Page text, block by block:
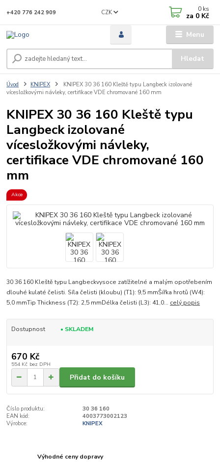
Menu
CZK
Hledat
+420 776 242 909 0 ks
za 0 Kč
Úvod KNIPEX
KNIPEX 30 36 160 Kleště typu Langbeck izolované
vícesložkovými návleky, certifikace VDE chromované 160 mm
KNIPEX 30 36 160 Kleště typu
Langbeck izolované
vícesložkovými návleky,
certifikace VDE chromované 160
mm
Akce
30 36 160 Kleště typu Langbeckvysoce zatížitelné a malým opotřebením
dlouhé kulaté čelisti. Síla čelisti (kloubu) (T1): 9,5 mmŠířka hrotů (W4):
5,0 mmTip Thickness (T2): 2,5 mmDélka čelisti (L3): 41,0... celý popis
Dostupnost • SKLADEM
670 Kč
554 Kč bez DPH
Přidat do košíku
Číslo produktu:
30 36 160
EAN kód:
4003773002123
Výrobce:
KNIPEX
Výhodné ceny dopravy